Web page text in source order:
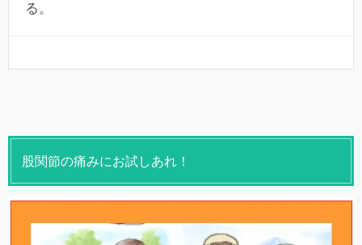
る。
股関節の痛みにお試しあれ！